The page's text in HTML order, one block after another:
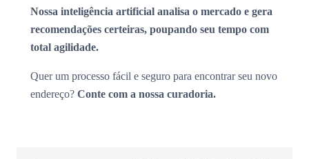
Nossa inteligência artificial analisa o mercado e gera
recomendações certeiras, poupando seu tempo com
total agilidade.
Quer um processo fácil e seguro para encontrar seu novo
endereço? Conte com a nossa curadoria.